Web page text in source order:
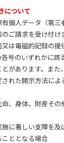
について
個人データ（第三
ご請求を受け付け
は電磁的記録の提
号のいずれかに該
があります。また
れた開示方法に
、身体、財産その
に著しい支障を及
ととなる場合